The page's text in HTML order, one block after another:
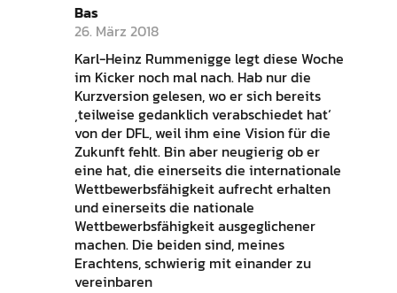
Bas
26. März 2018
Karl-Heinz Rummenigge legt diese Woche
im Kicker noch mal nach. Hab nur die
Kurzversion gelesen, wo er sich bereits
‚teilweise gedanklich verabschiedet hat‘
von der DFL, weil ihm eine Vision für die
Zukunft fehlt. Bin aber neugierig ob er
eine hat, die einerseits die internationale
Wettbewerbsfähigkeit aufrecht erhalten
und einerseits die nationale
Wettbewerbsfähigkeit ausgeglichener
machen. Die beiden sind, meines
Erachtens, schwierig mit einander zu
vereinbaren